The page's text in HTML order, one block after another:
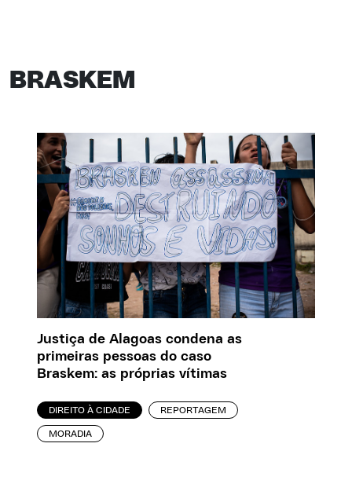
BRASKEM
Justiça de Alagoas condena as
primeiras pessoas do caso
Braskem: as próprias vítimas
DIREITO À CIDADE REPORTAGEM
MORADIA